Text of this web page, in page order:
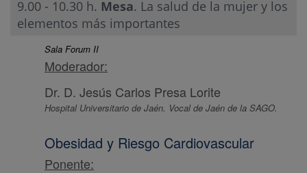
9.00 - 10.30 h. Mesa. La salud de la mujer y los
elementos más importantes
Sala Forum II
Moderador:
Dr. D. Jesús Carlos Presa Lorite
Hospital Universitario de Jaén. Vocal de Jaén de la SAGO.
Obesidad y Riesgo Cardiovascular
Ponente: